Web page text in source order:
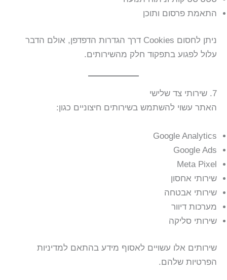
התאמת פרסום ותוכן
ניתן לחסום Cookies דרך הגדרות הדפדפן, אולם הדבר
עלול לפגוע בתפקוד חלק מהשירותים.
7. שירותי צד שלישי
האתר עשוי להשתמש בשירותים חיצוניים כגון:
Google Analytics
Google Ads
Meta Pixel
שירותי אחסון
שירותי אבטחה
מערכות דיוור
שירותי סליקה
שירותים אלו עשויים לאסוף מידע בהתאם למדיניות
הפרטיות שלהם.